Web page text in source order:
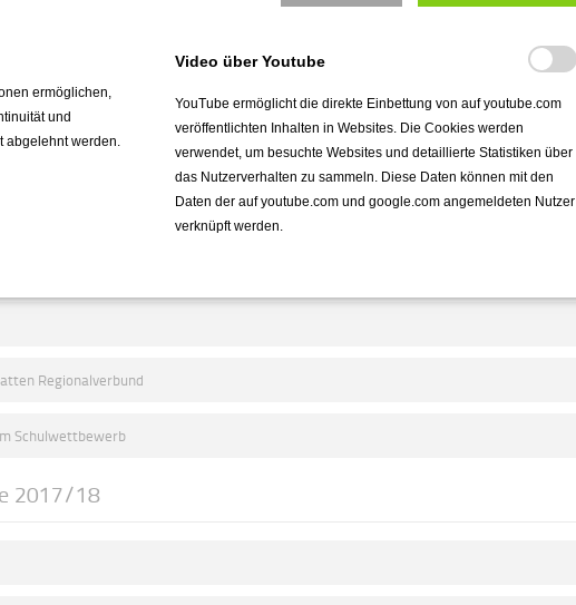
Regionalverbund
Regionalverbund
Schulwettbewerb
2017/18
ermöglichen,
und
abgelehnt werden.
Video über Youtube
YouTube ermöglicht die direkte Einbettung von auf youtube.com
veröffentlichten Inhalten in Websites. Die Cookies werden
verwendet, um besuchte Websites und detaillierte Statistiken über
das Nutzerverhalten zu sammeln. Diese Daten können mit den
Daten der auf youtube.com und google.com angemeldeten Nutzer
verknüpft werden.